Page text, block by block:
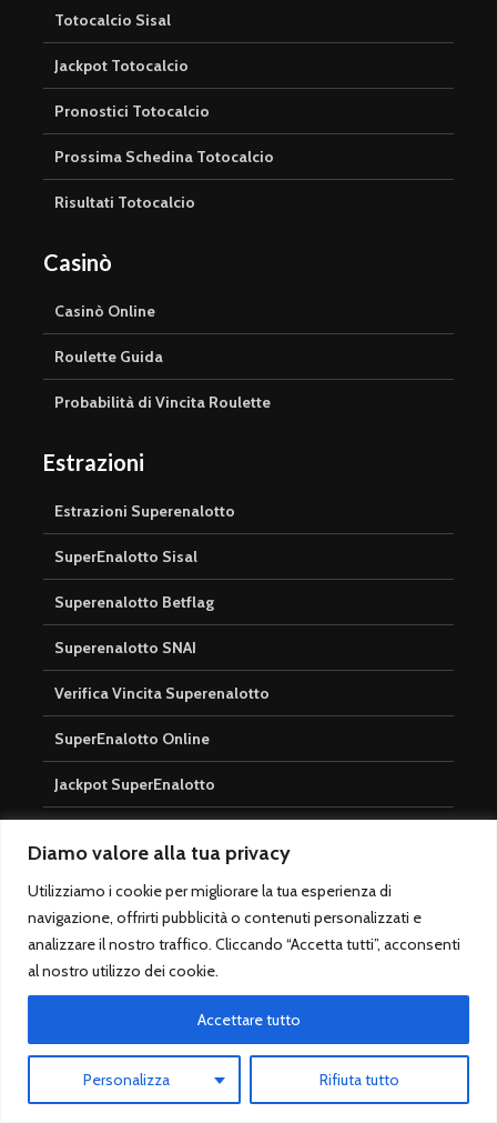
Diamo valore alla tua privacy
Utilizziamo i cookie per migliorare la tua esperienza di
navigazione, offrirti pubblicità o contenuti personalizzati e
analizzare il nostro traffico. Cliccando “Accetta tutti”, acconsenti
al nostro utilizzo dei cookie.
Personalizza Rifiuta tutto
Accettare tutto
Totocalcio Sisal
Jackpot Totocalcio
Pronostici Totocalcio
Prossima Schedina Totocalcio
Risultati Totocalcio
Casinò
Casinò Online
Roulette Guida
Probabilità di Vincita Roulette
Estrazioni
Estrazioni Superenalotto
SuperEnalotto Sisal
Superenalotto Betflag
Superenalotto SNAI
Verifica Vincita Superenalotto
SuperEnalotto Online
Jackpot SuperEnalotto
Rapidi
Scommesse Sportive
Serie A
Champions League
Migliori pronostici calcio